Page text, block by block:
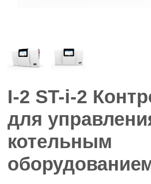
I-2 ST-i-2
для
котельным